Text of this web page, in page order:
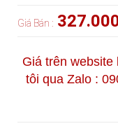
Giá Bán :
Giá trên
tôi qua Zalo :